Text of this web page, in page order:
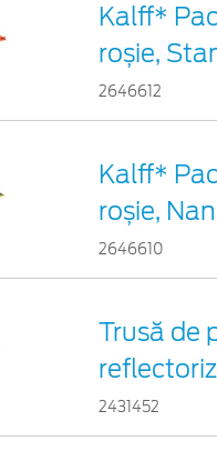
Kalff*
roșie,
2646612
Kalff*
roșie,
2646610
Trusă de
2431452